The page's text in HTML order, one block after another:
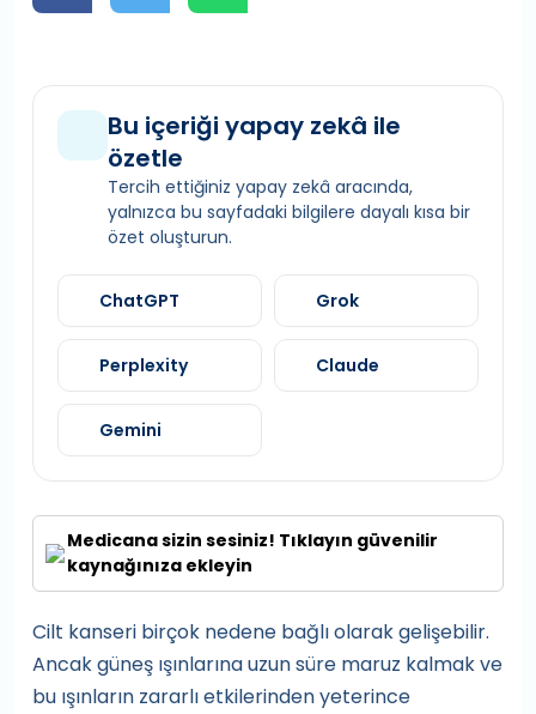
Bu içeriği yapay zekâ ile
özetle
Tercih ettiğiniz yapay zekâ aracında,
yalnızca bu sayfadaki bilgilere dayalı kısa bir
özet oluşturun.
ChatGPT Grok
Perplexity Claude
Gemini
Medicana sizin sesiniz! Tıklayın güvenilir
kaynağınıza ekleyin
Cilt kanseri birçok nedene bağlı olarak gelişebilir.
Ancak güneş ışınlarına uzun süre maruz kalmak ve
bu ışınların zararlı etkilerinden yeterince